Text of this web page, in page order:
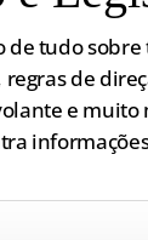
tudo sobre
regras de
e muito